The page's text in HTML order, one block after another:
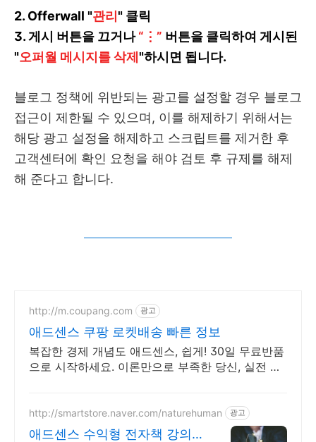
2. Offerwall "관리 " 클릭
3.게시 버튼을 끄거나“⋮” 버튼을 클릭하여 게시된
"오퍼월 메시지를 삭제 "하시면 됩니다.
블로그 정책에 위반되는 광고를 설정할 경우 블로그
접근이 제한될 수 있으며, 이를 해제하기 위해서는
해당 광고 설정을 해제하고 스크립트를 제거한 후
고객센터에 확인 요청을 해야 검토 후 규제를 해제
해 준다고 합니다.
http://m.coupang.com 광고
애드센스 쿠팡 로켓배송 빠른 정보
복잡한 경제 개념도 애드센스, 쉽게! 30일 무료반품
으로 시작하세요. 이론만으로 부족한 당신, 실전 투
http://smartstore.naver.com/naturehuman 광고
애드센스 수익형 전자책 강의